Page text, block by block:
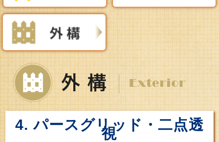
4. パースグリッド・二点透
視